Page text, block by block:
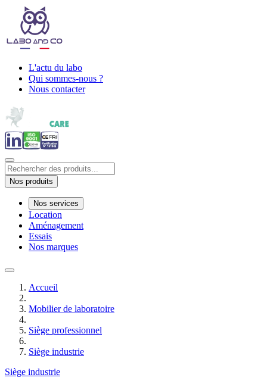
L'actu du labo
Qui sommes-nous ?
Nous contacter
Nos produits
Nos services
Location
Aménagement
Essais
Nos marques
Accueil
Mobilier de laboratoire
Siège professionnel
Siège industrie
Siège industrie